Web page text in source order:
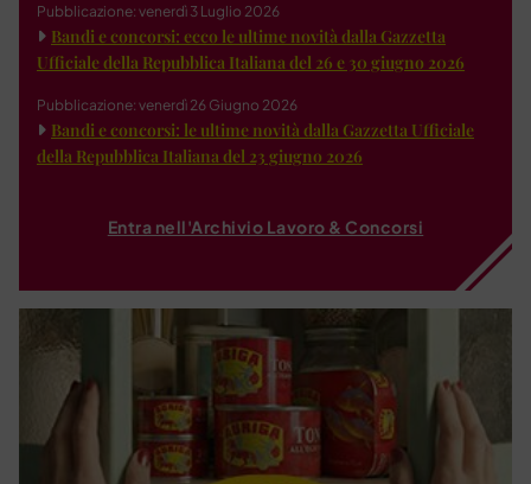
Pubblicazione: venerdì 3 Luglio 2026
Bandi e concorsi: ecco le ultime novità dalla Gazzetta
Ufficiale della Repubblica Italiana del 26 e 30 giugno 2026
Pubblicazione: venerdì 26 Giugno 2026
Bandi e concorsi: le ultime novità dalla Gazzetta Ufficiale
della Repubblica Italiana del 23 giugno 2026
Entra nell'Archivio Lavoro & Concorsi